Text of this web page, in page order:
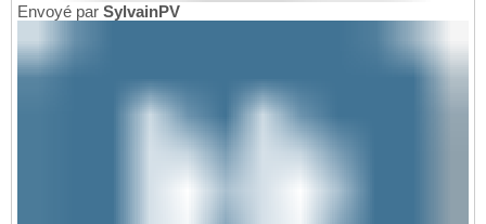
Envoyé par SylvainPV